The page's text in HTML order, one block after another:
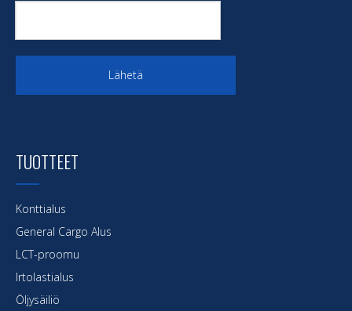
Lähetä
TUOTTEET
Konttialus
General Cargo Alus
LCT-proomu
Irtolastialus
Öljysäiliö